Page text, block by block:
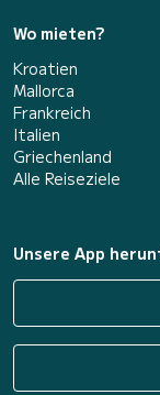
Wo mieten?
Kroatien
Mallorca
Frankreich
Italien
Griechenland
Alle Reiseziele
Unsere App